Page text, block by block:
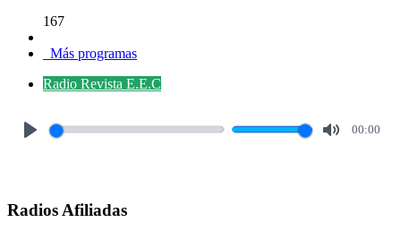
167
Más programas
Radio Revista E.E.C
00:00
Radios Afiliadas